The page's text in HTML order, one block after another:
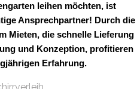
leihen möchten, ist
Ansprechpartner! Durch die
Mieten, die schnelle Lieferung
und Konzeption, profitieren
Erfahrung.